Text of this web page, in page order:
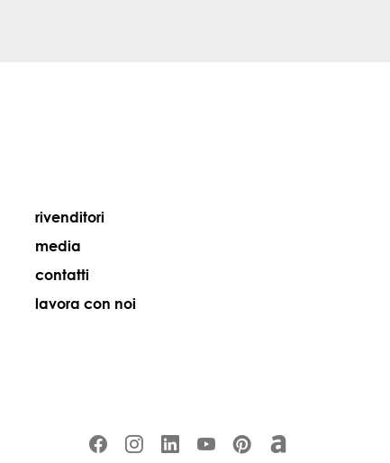
rivenditori
media
contatti
lavora con noi